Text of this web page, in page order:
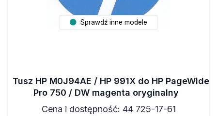
Sprawdź inne modele
Tusz HP M0J94AE / HP 991X do HP PageWide
Pro 750 / DW magenta oryginalny
Cena i dostępność: 44 725-17-61